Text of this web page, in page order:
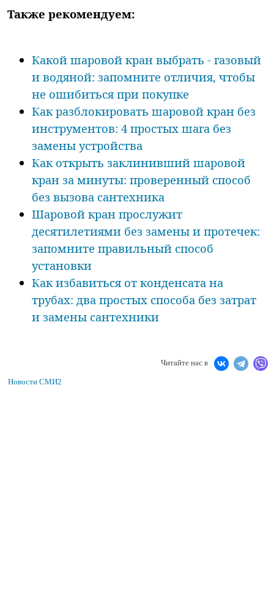
Также рекомендуем:
Какой шаровой кран выбрать - газовый
и водяной: запомните отличия, чтобы
не ошибиться при покупке
Как разблокировать шаровой кран без
инструментов: 4 простых шага без
замены устройства
Как открыть заклинивший шаровой
кран за минуты: проверенный способ
без вызова сантехника
Шаровой кран прослужит
десятилетиями без замены и протечек:
запомните правильный способ
установки
Как избавиться от конденсата на
трубах: два простых способа без затрат
и замены сантехники
Читайте нас в
Новости СМИ2